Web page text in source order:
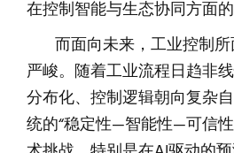
在控制智能与生态协同方面的
而面向未来，工业控制
严峻。随着工业流程日趋非
分布化、控制逻辑朝向复杂
统的“稳定性—智能性—可信